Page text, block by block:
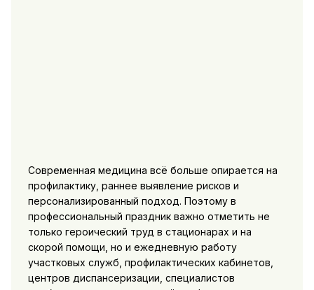
Современная медицина всё больше опирается на
профилактику, раннее выявление рисков и
персонализированный подход. Поэтому в
профессиональный праздник важно отметить не
только героический труд в стационарах и на
скорой помощи, но и ежедневную работу
участковых служб, профилактических кабинетов,
центров диспансеризации, специалистов